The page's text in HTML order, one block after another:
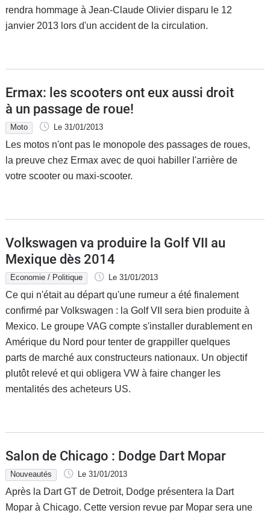
rendra hommage à Jean-Claude Olivier disparu le 12
janvier 2013 lors d'un accident de la circulation.
Ermax: les scooters ont eux aussi droit
à un passage de roue!
Moto Le 31/01/2013
Les motos n'ont pas le monopole des passages de roues,
la preuve chez Ermax avec de quoi habiller l'arrière de
votre scooter ou maxi-scooter.
Volkswagen va produire la Golf VII au
Mexique dès 2014
Economie / Politique Le 31/01/2013
Ce qui n'était au départ qu'une rumeur a été finalement
confirmé par Volkswagen : la Golf VII sera bien produite à
Mexico. Le groupe VAG compte s'installer durablement en
Amérique du Nord pour tenter de grappiller quelques
parts de marché aux constructeurs nationaux. Un objectif
plutôt relevé et qui obligera VW à faire changer les
mentalités des acheteurs US.
Salon de Chicago : Dodge Dart Mopar
Nouveautés Le 31/01/2013
Après la Dart GT de Detroit, Dodge présentera la Dart
Mopar à Chicago. Cette version revue par Mopar sera une